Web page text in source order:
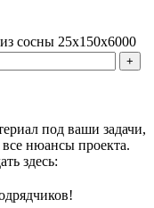
сосны 25x150x6000
под ваши задачи,
все нюансы проекта.
здесь: